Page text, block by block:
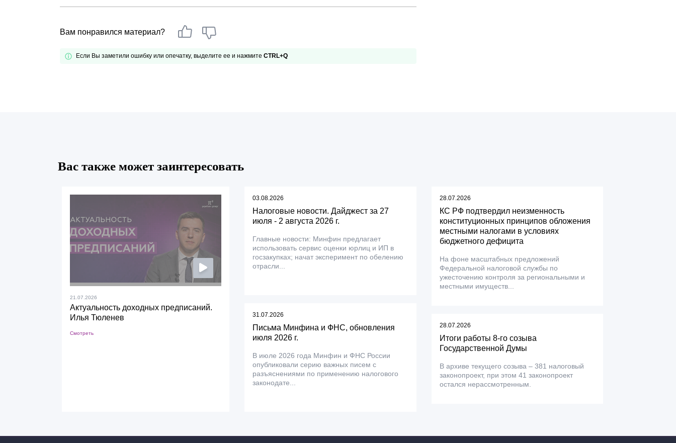
Обращение Управляющего
Социальная
Вам понравился материал?
Если Вы заметили ошибку или опечатку, выделите ее и нажмите CTRL+Q
Вас также может заинтересовать
21.07.2026
Актуальность доходных предписаний.
Илья Тюленев
Смотреть
03.08.2026
Налоговые новости. Дайджест за 27
июля - 2 августа 2026 г.
Главные новости: Минфин предлагает
использовать сервис оценки юрлиц и ИП в
госзакупках; начат эксперимент по обелению
отрасли...
31.07.2026
Письма Минфина и ФНС, обновления
июля 2026 г.
В июле 2026 года Минфин и ФНС России
опубликовали серию важных писем с
разъяснениями по применению налогового
законодате...
28.07.2026
КС РФ подтвердил неизменность
конституционных принципов обложения
местными налогами в условиях
бюджетного дефицита
На фоне масштабных предложений
Федеральной налоговой службы по
ужесточению контроля за региональными и
местными имуществ...
28.07.2026
Итоги работы 8-го созыва
Государственной Думы
В архиве текущего созыва – 381 налоговый
законопроект, при этом 41 законопроект
остался нерассмотренным.